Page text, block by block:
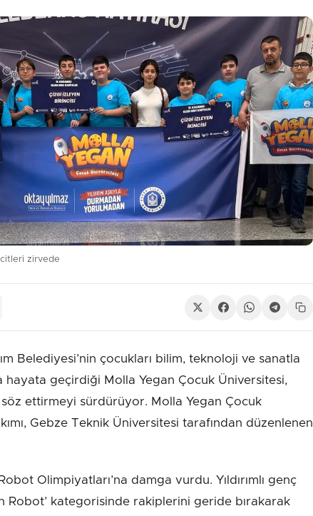
zirvede
Belediyesi’nin çocukları bilim, teknoloji ve sanatla
hayata geçirdiği Molla Yegan Çocuk Üniversitesi,
söz ettirmeyi sürdürüyor. Molla Yegan Çocuk
Gebze Teknik Üniversitesi tarafından düzenlenen
Olimpiyatları’na damga vurdu. Yıldırımlı genç
Robot’ kategorisinde rakiplerini geride bırakarak